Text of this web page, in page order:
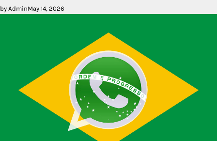
by AdminMay 14, 2026